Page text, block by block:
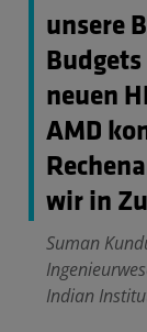
unsere
neuen
AMD
wir in
Suman
Indian